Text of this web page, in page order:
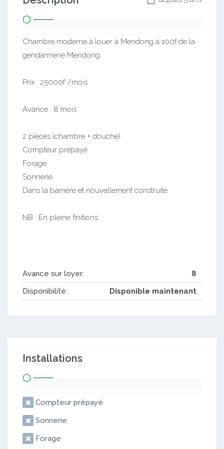
Chambre moderne à louer à Mendong à 100f de la
gendarmerie Mendong
Prix : 25000f /mois
Avance : 8 mois
2 pièces (chambre + douche)
Compteur prépayé
Forage
Sonnerie
Dans la barrière et nouvellement construite
NB : En pleine finitions
Avance sur loyer:
8
Disponibilité:
Disponible maintenant
Installations
Compteur prépayé
Sonnerie
Forage